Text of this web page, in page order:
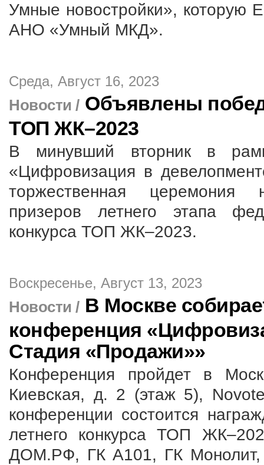
Умные новостройки»,
АНО «Умный МКД».
Среда, Август 16, 2023
Новости / Объявлены
ТОП ЖК–2023
В минувший вторник в
«Цифровизация в
торжественная церемония
призеров летнего этапа
конкурса ТОП ЖК–2023.
Воскресенье, Август 13, 2023
Новости / В Москве
конференция
Стадия «Продажи»»
Конференция пройдет в
Киевская, д. 2 (этаж 5),
конференции состоится
летнего конкурса ТОП
ДОМ.РФ, ГК А101, ГК Монолит,